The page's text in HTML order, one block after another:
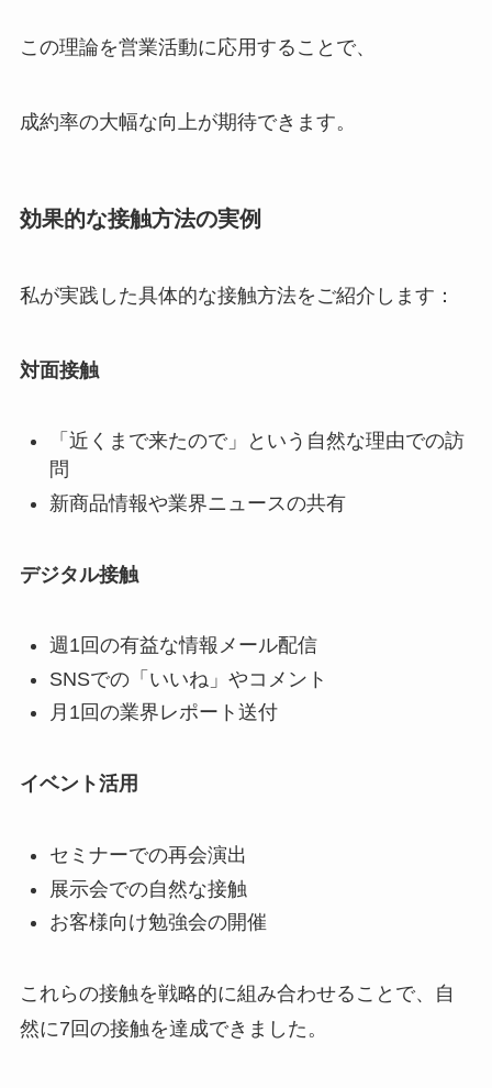
この理論を営業活動に応用することで、
成約率の大幅な向上が期待できます。
効果的な接触方法の実例
私が実践した具体的な接触方法をご紹介します：
対面接触
「近くまで来たので」という自然な理由での訪
問
新商品情報や業界ニュースの共有
デジタル接触
週1回の有益な情報メール配信
SNSでの「いいね」やコメント
月1回の業界レポート送付
イベント活用
セミナーでの再会演出
展示会での自然な接触
お客様向け勉強会の開催
これらの接触を戦略的に組み合わせることで、自
然に7回の接触を達成できました。